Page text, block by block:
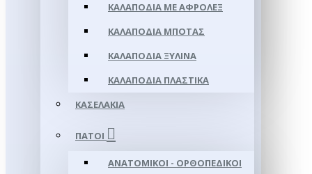
ΚΑΛΑΠΌΔΙΑ ΜΕ ΑΦΡΟΛΕΞ
ΚΑΛΑΠΌΔΙΑ ΜΠΌΤΑΣ
ΚΑΛΑΠΌΔΙΑ ΞΎΛΙΝΑ
ΚΑΛΑΠΌΔΙΑ ΠΛΑΣΤΙΚΆ
ΚΑΣΕΛΆΚΙΑ
ΠΆΤΟΙ
ΑΝΑΤΟΜΙΚΟΊ - ΟΡΘΟΠΕΔΙΚΟΊ